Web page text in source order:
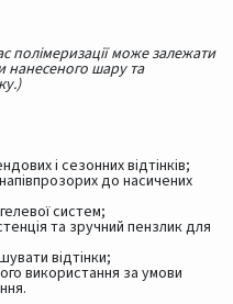
полімеризації може залежати
нанесеного шару та
і сезонних відтінків;
до насичених
систем;
та зручний пензлик для
відтінки;
використання за умови